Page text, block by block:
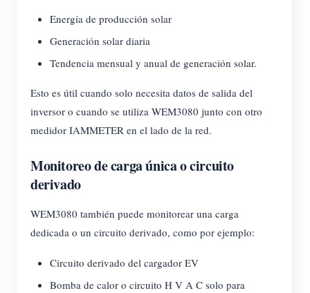
Energía de producción solar
Generación solar diaria
Tendencia mensual y anual de generación solar.
Esto es útil cuando solo necesita datos de salida del
inversor o cuando se utiliza WEM3080 junto con otro
medidor IAMMETER en el lado de la red.
Monitoreo de carga única o circuito
derivado
WEM3080 también puede monitorear una carga
dedicada o un circuito derivado, como por ejemplo:
Circuito derivado del cargador EV
Bomba de calor o circuito H V A C solo para